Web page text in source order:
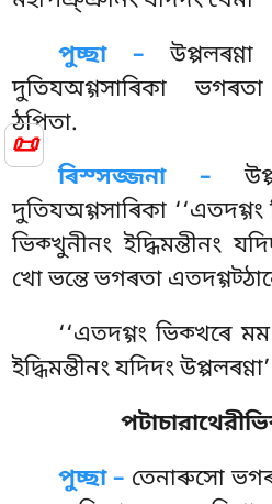
📜
পুচ্ছা –
দুতিযঅগ্গসাৰিকা
ঠপিতা.
ৰিস্সজ্জনা –
দুতিযঅগ্গসাৰিকা
ভিক্খুনীনং ইদ্ধিমন্তীনং
খো ভন্তে ভগৰতা
‘‘এতদগ্গং ভিক্খৰে
ইদ্ধিমন্তীনং যদিদং
পুচ্ছা – তেনাৰুসো